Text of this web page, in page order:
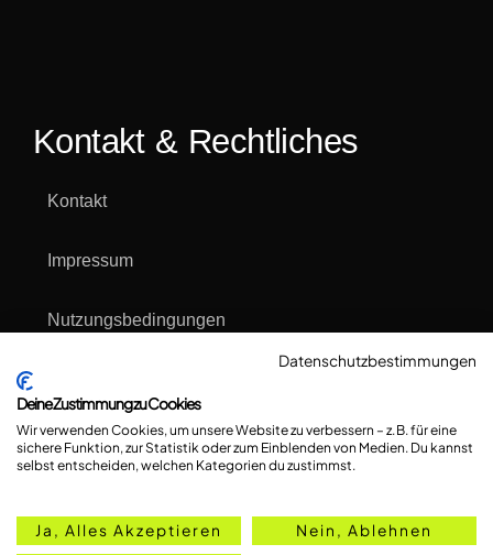
Kontakt & Rechtliches
Kontakt
Impressum
Nutzungsbedingungen
Cookie Einstellungen & Übersicht
Datenschutzbestimmungen
Deine Zustimmung zu Cookies
Wir verwenden Cookies, um unsere Website zu verbessern – z. B. für eine
sichere Funktion, zur Statistik oder zum Einblenden von Medien. Du kannst
selbst entscheiden, welchen Kategorien du zustimmst.
Ja, Alles Akzeptieren Nein, Ablehnen